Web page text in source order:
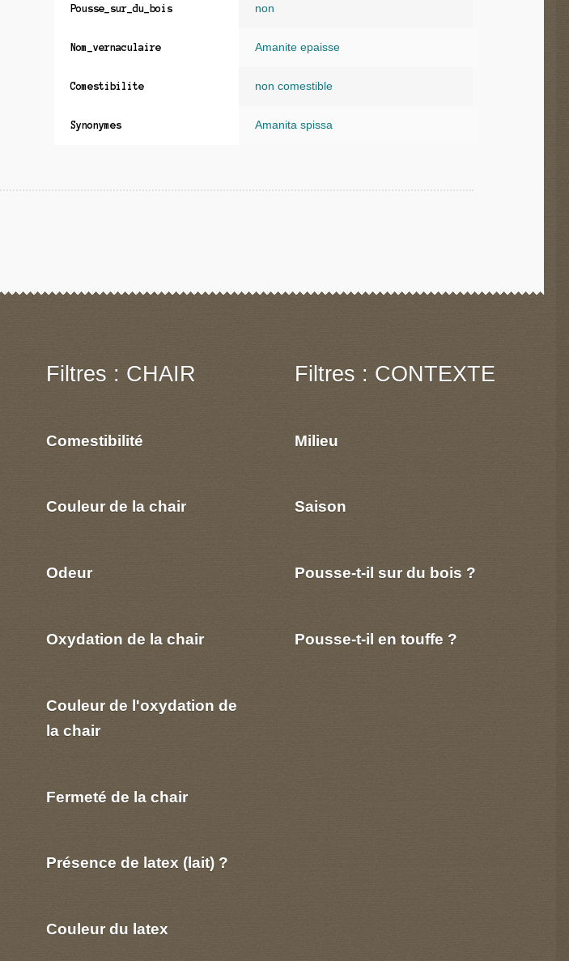
Pousse_sur_du_bois non
Nom_vernaculaire Amanite epaisse
Comestibilite non comestible
Synonymes Amanita spissa
Filtres : CHAIR
Comestibilité
Couleur de la chair
Odeur
Oxydation de la chair
Couleur de l'oxydation de
la chair
Fermeté de la chair
Présence de latex (lait) ?
Couleur du latex
Filtres : CONTEXTE
Milieu
Saison
Pousse-t-il sur du bois ?
Pousse-t-il en touffe ?